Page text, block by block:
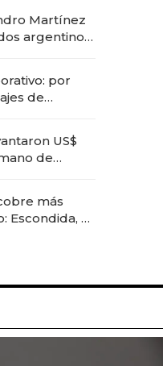
Martínez
argentinos
por
de
experiencias
US$
de
más
Escondida, el